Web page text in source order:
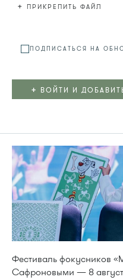
+ ПРИКРЕПИТЬ ФАЙЛ
ПОДПИСАТЬСЯ НА
+ ВОЙТИ И
Фестиваль фокусников
Сафроновыми — 8